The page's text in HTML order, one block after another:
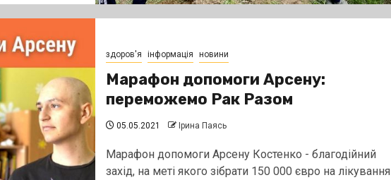
здоров'я інформація новини
Марафон допомоги Арсену:
переможемо Рак Разом
05.05.2021 Ірина Паясь
Марафон допомоги Арсену Костенко - благодійний
захід, на меті якого зібрати 150 000 євро на лікування